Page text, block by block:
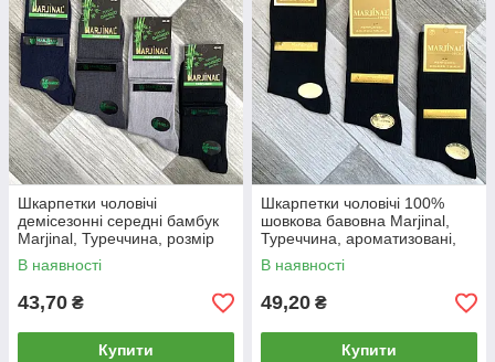
Шкарпетки чоловічі
демісезонні середні бамбук
Marjinal, Туреччина, розмір
40-45, асорті, 07842
В наявності
43,70 ₴
Купити
Шкарпетки чоловічі 100%
шовкова бавовна Marjinal,
Туреччина, ароматизовані,
без шва, чорні, 777
В наявності
49,20 ₴
Купити